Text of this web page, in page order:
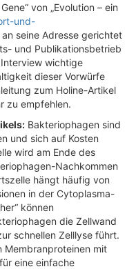
von „Evolution – ein
und-
an seine Adresse gerichtet
und Publikationsbetrieb
wichtige
dieser Vorwürfe
zum Holine-Artikel
zu empfehlen.
Bakteriophagen sind
und sich auf Kosten
wird am Ende des
Nachkommen
hängt häufig von
in der Cytoplasma-
können
die Zellwand
schnellen Zelllyse führt.
Membranproteinen mit
eine einfache